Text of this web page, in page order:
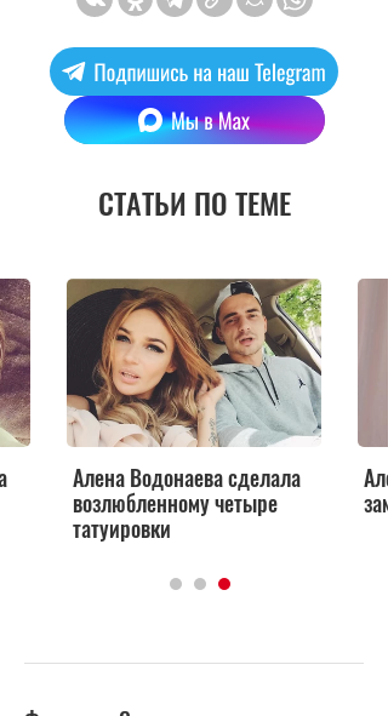
СТАТЬИ ПО ТЕМЕ
Алена Водонаева сделала
возлюбленному четыре
татуировки